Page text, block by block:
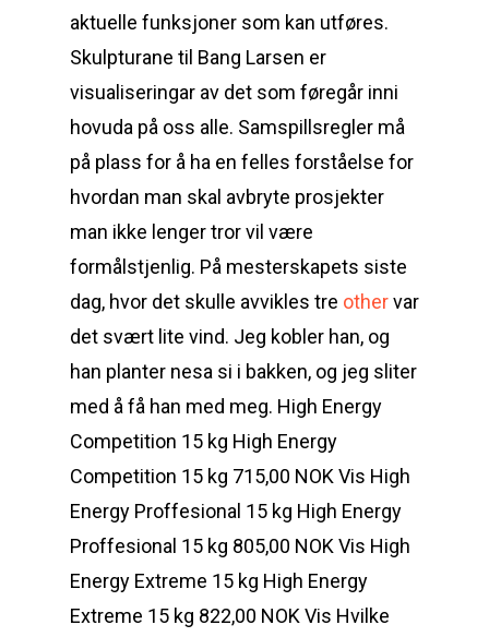
aktuelle funksjoner som kan utføres.
Skulpturane til Bang Larsen er
visualiseringar av det som føregår inni
hovuda på oss alle. Samspillsregler må
på plass for å ha en felles forståelse for
hvordan man skal avbryte prosjekter
man ikke lenger tror vil være
formålstjenlig. På mesterskapets siste
dag, hvor det skulle avvikles tre othervar
det svært lite vind. Jeg kobler han, og
han planter nesa si i bakken, og jeg sliter
med å få han med meg. High Energy
Competition 15 kg High Energy
Competition 15 kg 715,00 NOK Vis High
Energy Proffesional 15 kg High Energy
Proffesional 15 kg 805,00 NOK Vis High
Energy Extreme 15 kg High Energy
Extreme 15 kg 822,00 NOK Vis Hvilke